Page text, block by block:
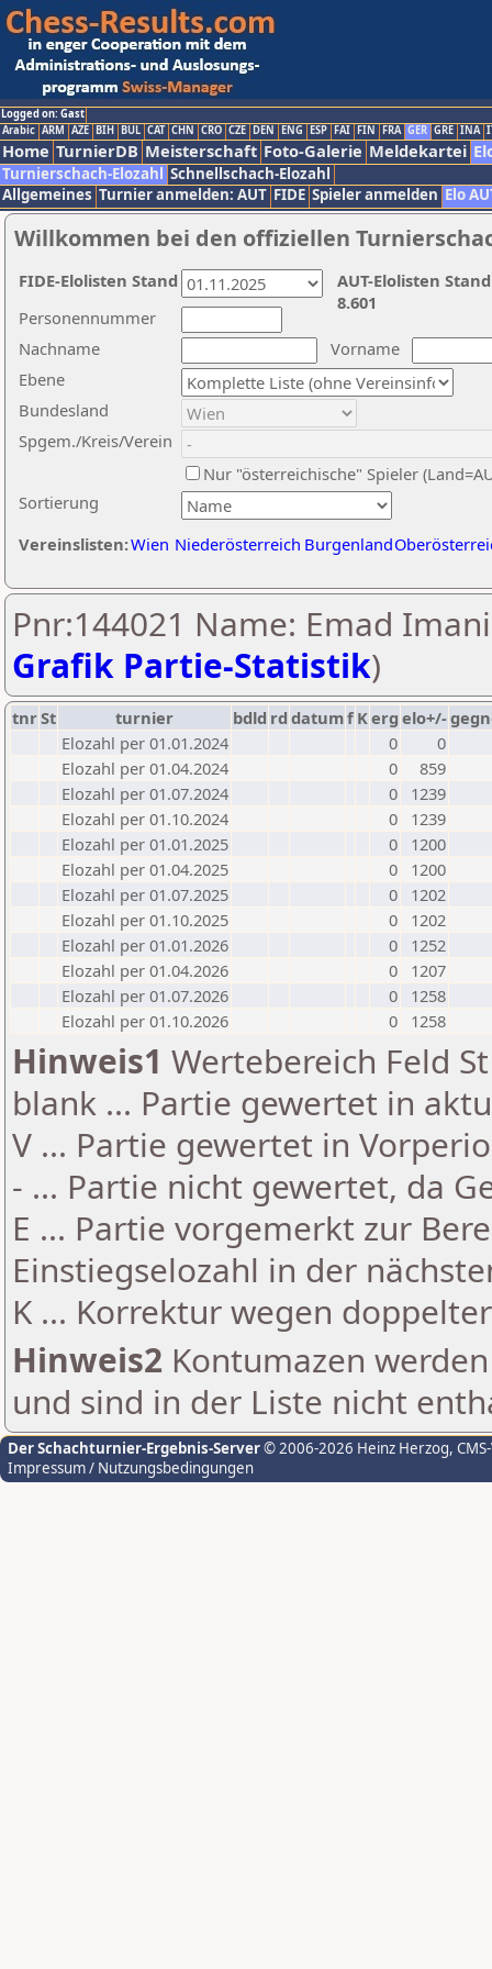
Logged on: Gast
Arabic ARM AZE BIH BUL CAT CHN CRO CZE DEN ENG ESP FAI FIN FRA GER GRE INA
Home TurnierDB Meisterschaft Foto-Galerie Meldekartei
Turnierschach-Elozahl Schnellschach-Elozahl
Allgemeines Turnier anmelden: AUT FIDE Spieler anmelden Elo
Willkommen bei den offiziellen
Nachname
Vorname
Ebene
Sortierung
Personennummer
Bundesland
Spgem./Kreis/Verein
Nur "österreichische" Spieler
Vereinslisten:Wien Niederösterreich Burgenland
AUT-Elolisten
8.601
FIDE-Elolisten Stand
Pnr:144021 Name: Emad
Grafik Partie-Statistik)
tnrSt turnier bdld rd datumf Kerg elo+/-
Elozahl per 01.01.2024
0
0
Elozahl per 01.04.2024
0
859
Elozahl per 01.07.2024
0
1239
Elozahl per 01.10.2024
0
1239
Elozahl per 01.01.2025
0
1200
Elozahl per 01.04.2025
0
1200
Elozahl per 01.07.2025
0
1202
Elozahl per 01.10.2025
0
1202
Elozahl per 01.01.2026
0
1252
Elozahl per 01.04.2026
0
1207
Elozahl per 01.07.2026
0
1258
Elozahl per 01.10.2026
0 1258
Hinweis1 Wertebereich Feld
blank ... Partie gewertet in
V ... Partie gewertet in
- ... Partie nicht gewertet, da
E ... Partie vorgemerkt zur
Einstiegselozahl in der
K ... Korrektur wegen
Hinweis2 Kontumazen
und sind in der Liste nicht
Der Schachturnier-Ergebnis-Server© 2006-2026 Heinz Herzog,
Impressum / Nutzungsbedingungen